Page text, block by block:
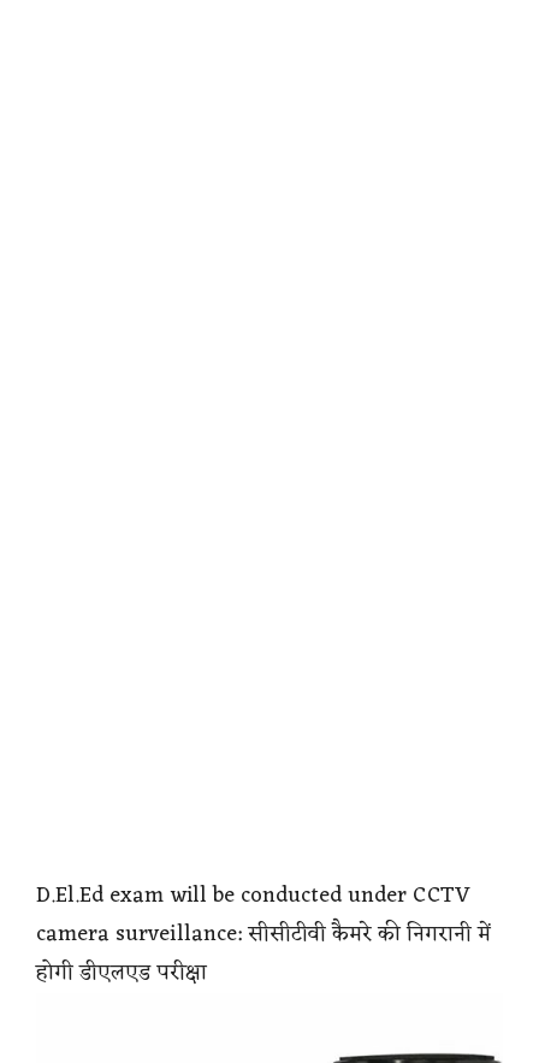
D.El.Ed exam will be conducted under CCTV
camera surveillance: सीसीटीवी कैमरे की निगरानी में
होगी डीएलएड परीक्षा